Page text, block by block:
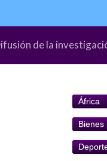
de la
África
Bienes